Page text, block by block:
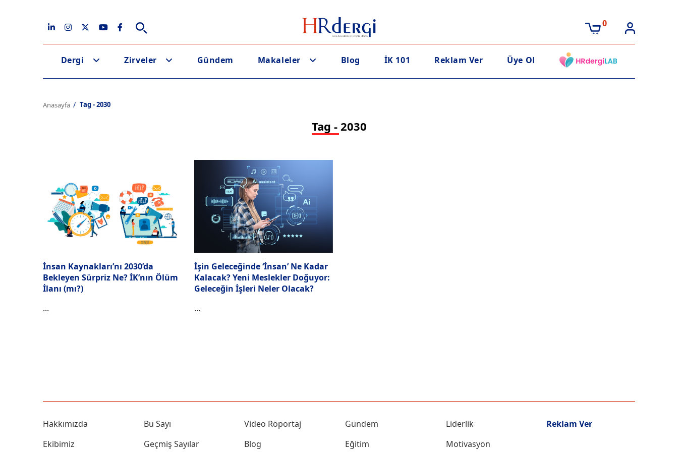
0
Dergi Zirveler Gündem Makaleler Blog İK 101 Reklam Ver Üye Ol
Anasayfa Tag - 2030
Tag - 2030
İnsan Kaynakları’nı 2030’da
Bekleyen Sürpriz Ne? İK’nın Ölüm
İlanı (mı?)
...
İşin Geleceğinde ‘İnsan’ Ne Kadar
Kalacak? Yeni Meslekler Doğuyor:
Geleceğin İşleri Neler Olacak?
...
Hakkımızda
Ekibimiz
Bu Sayı
Geçmiş Sayılar
Video Röportaj
Blog
Gündem
Eğitim
Liderlik
Motivasyon
Reklam Ver